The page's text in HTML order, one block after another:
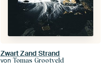
Zwart Zand Strand
von Tomas Grootveld